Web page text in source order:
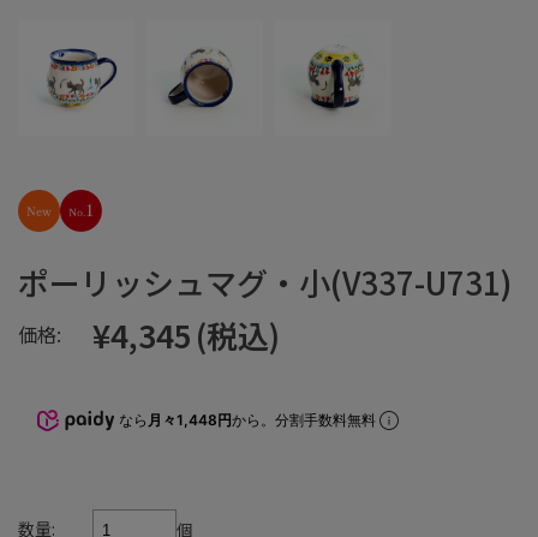
ポーリッシュマグ・小(V337-U731)
価格: ¥4,345(税込)
なら 月々1,448円から。分割手数料無料
数量: 個